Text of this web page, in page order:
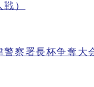
）
警察署長杯争奪大